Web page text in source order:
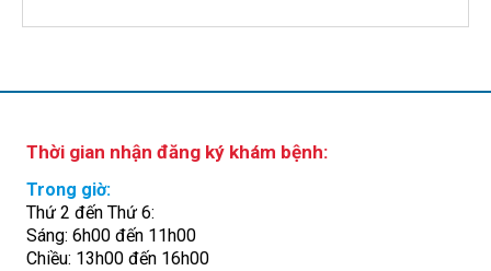
Thời gian nhận đăng ký khám bệnh:
Trong giờ:
Thứ 2 đến Thứ 6:
Sáng: 6h00 đến 11h00
Chiều: 13h00 đến 16h00